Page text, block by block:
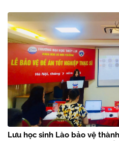
Lưu học sinh Lào bảo vệ